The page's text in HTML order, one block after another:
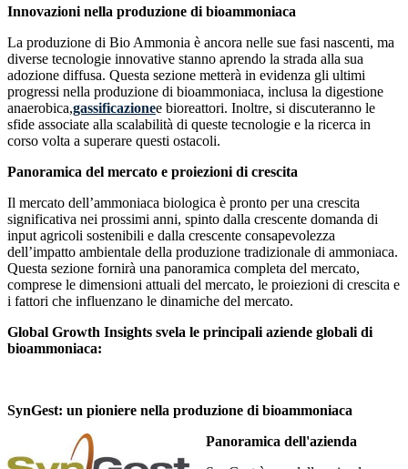
Innovazioni nella produzione di bioammoniaca
La produzione di Bio Ammonia è ancora nelle sue fasi nascenti, ma
diverse tecnologie innovative stanno aprendo la strada alla sua
adozione diffusa. Questa sezione metterà in evidenza gli ultimi
progressi nella produzione di bioammoniaca, inclusa la digestione
anaerobica,gassificazionee bioreattori. Inoltre, si discuteranno le
sfide associate alla scalabilità di queste tecnologie e la ricerca in
corso volta a superare questi ostacoli.
Panoramica del mercato e proiezioni di crescita
Il mercato dell’ammoniaca biologica è pronto per una crescita
significativa nei prossimi anni, spinto dalla crescente domanda di
input agricoli sostenibili e dalla crescente consapevolezza
dell’impatto ambientale della produzione tradizionale di ammoniaca.
Questa sezione fornirà una panoramica completa del mercato,
comprese le dimensioni attuali del mercato, le proiezioni di crescita e
i fattori che influenzano le dinamiche del mercato.
Global Growth Insights svela le principali aziende globali di
bioammoniaca:
SynGest: un pioniere nella produzione di bioammoniaca
Panoramica dell'azienda